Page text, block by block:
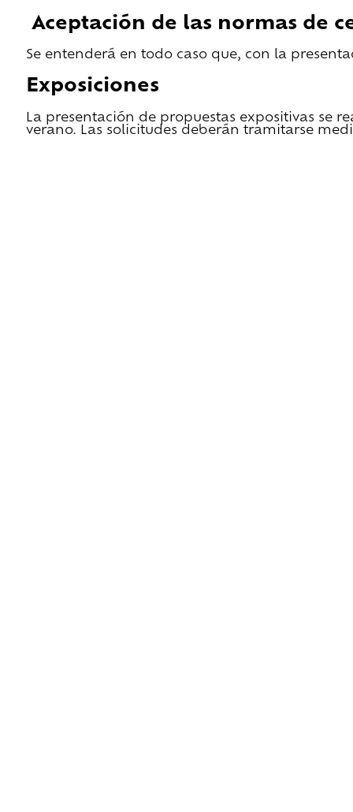
Aceptación de las normas de
Se entenderá en todo caso que, con la
Exposiciones
La presentación de propuestas expositivas se
verano. Las solicitudes deberán tramitarse